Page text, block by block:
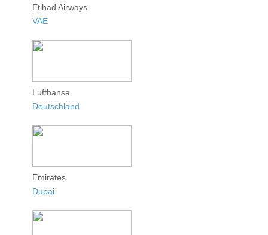
Etihad Airways
VAE
Lufthansa
Deutschland
Emirates
Dubai